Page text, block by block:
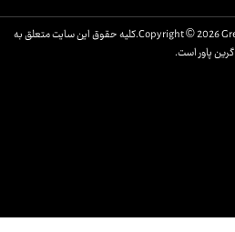
© Copyright © 2026 Green power Co.All Rights Reserved.کلیه حقوق این سایت متعلق به
گرین پاور است.